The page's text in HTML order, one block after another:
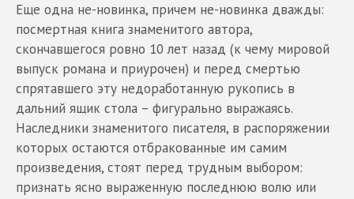
Еще одна не-новинка, причем не-новинка дважды:
посмертная книга знаменитого автора,
скончавшегося ровно 10 лет назад (к чему мировой
выпуск романа и приурочен) и перед смертью
спрятавшего эту недоработанную рукопись в
дальний ящик стола – фигурально выражаясь.
Наследники знаменитого писателя, в распоряжении
которых остаются отбракованные им самим
произведения, стоят перед трудным выбором:
признать ясно выраженную последнюю волю или